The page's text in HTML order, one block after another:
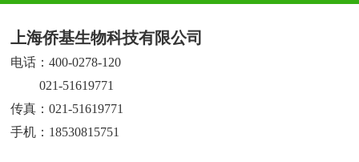
上海侨基生物科技有限公司
电话：400-0278-120
电话021-51619771
传真：021-51619771
手机：18530815751